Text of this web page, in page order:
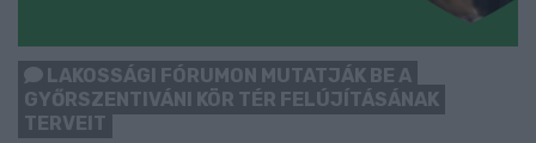
LAKOSSÁGI FÓRUMON MUTATJÁK BE A
GYŐRSZENTIVÁNI KÖR TÉR FELÚJÍTÁSÁNAK
TERVEIT